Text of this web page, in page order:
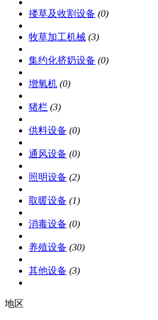
搂草及收割设备 (0)
牧草加工机械 (3)
集约化挤奶设备 (0)
增氧机 (0)
猪栏 (3)
供料设备 (0)
通风设备 (0)
照明设备 (2)
取暖设备 (1)
消毒设备 (0)
养殖设备 (30)
其他设备 (3)
地区